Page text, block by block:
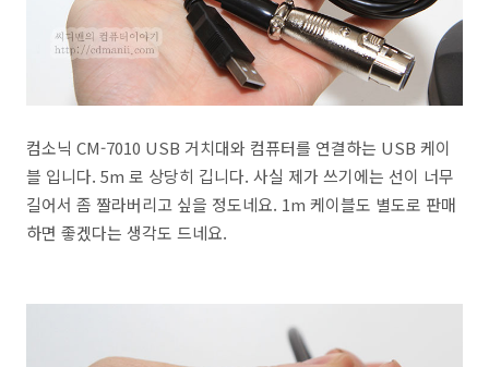
컴소닉 CM-7010 USB 거치대와 컴퓨터를 연결하는 USB 케이
블 입니다. 5m 로 상당히 깁니다. 사실 제가 쓰기에는 선이 너무
길어서 좀 짤라버리고 싶을 정도네요. 1m 케이블도 별도로 판매
하면 좋겠다는 생각도 드네요.